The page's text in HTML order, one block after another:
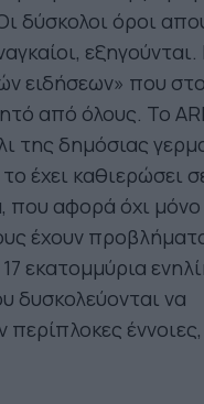
δύσκολοι όροι
εξηγούνται.
ειδήσεων» που
από όλους. Το
της δημόσιας
έχει καθιερώσει
που αφορά όχι μόνο
έχουν
εκατομμύρια
δυσκολεύονται να
περίπλοκες